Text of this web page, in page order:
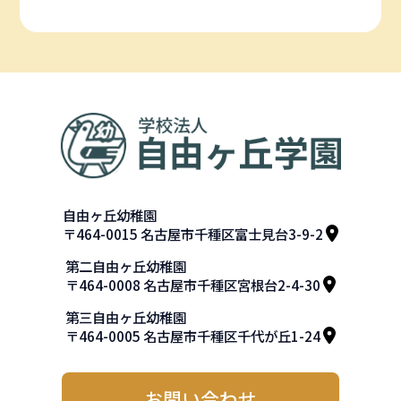
自由ヶ丘幼稚園
〒464-0015 名古屋市千種区富士見台3-9-2
第二自由ヶ丘幼稚園
〒464-0008 名古屋市千種区宮根台2-4-30
第三自由ヶ丘幼稚園
〒464-0005 名古屋市千種区千代が丘1-24